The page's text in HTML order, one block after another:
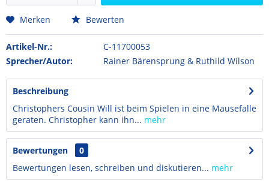
Merken Bewerten
Artikel-Nr.:
C-11700053
Sprecher/Autor:
Rainer Bärensprung & Ruthild Wilson
Beschreibung
Christophers Cousin Will ist beim Spielen in eine Mausefalle
geraten. Christopher kann ihn... mehr
Bewertungen
0
Bewertungen lesen, schreiben und diskutieren... mehr